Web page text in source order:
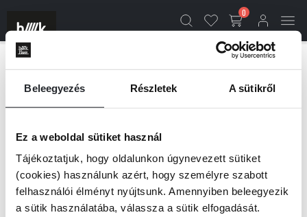
Beleegyezés Részletek A sütikről
Ez a weboldal sütiket használ
Tájékoztatjuk, hogy oldalunkon úgynevezett sütiket
(cookies) használunk azért, hogy személyre szabott
felhasználói élményt nyújtsunk. Amennyiben beleegyezik
a sütik használatába, válassza a sütik elfogadását.
0
TALÁLATOK A(Z) “”
KIFEJEZÉSRE
TALÁLAT:0 TERMÉK
Szűrők Válassz egy rendezési módot